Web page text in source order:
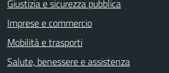
Giustizia e sicurezza pubblica
Imprese e commercio
Mobilità e trasporti
Salute, benessere e assistenza